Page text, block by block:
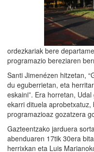
ordezkariak bere
programazio bereziaren
Santi Jimenézen hitzetan,
du eguberrietan, eta
eskaini”. Era horretan,
ekarri dituela
programazioaz gozatzera
Gazteentzako jarduera
abenduaren 17tik 30era
herrixkan eta Luis